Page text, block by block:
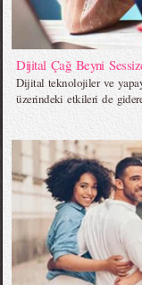
Dijital Çağ Beyni
Dijital teknolojiler ve yapay
üzerindeki etkileri de